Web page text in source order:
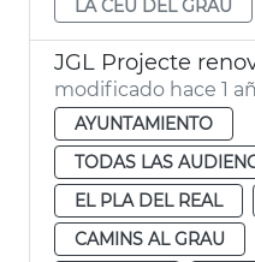
LA CEU DEL GRAU
modificado hace 1
AYUNTAMIENTO
TODAS LAS
EL PLA DEL REAL
CAMINS AL GRAU